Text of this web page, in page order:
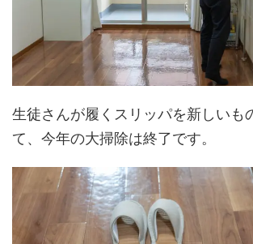
生徒さんが履くスリッパを新しいも
て、今年の大掃除は終了です。